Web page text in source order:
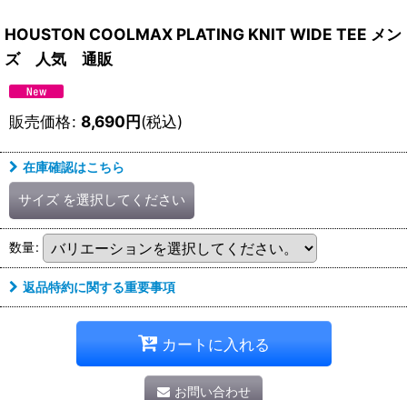
HOUSTON COOLMAX PLATING KNIT WIDE TEE メン
ズ 人気 通販
販売価格: 8,690円(税込)
在庫確認はこちら
サイズ を選択してください
数量:
返品特約に関する重要事項
カートに入れる
お問い合わせ